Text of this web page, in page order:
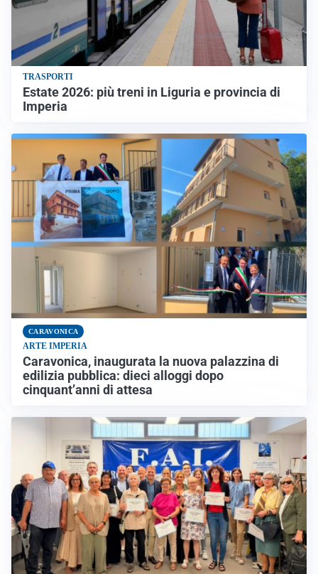
TRASPORTI
Estate 2026: più treni in Liguria e provincia di
Imperia
CARAVONICA
ARTE IMPERIA
Caravonica, inaugurata la nuova palazzina di
edilizia pubblica: dieci alloggi dopo
cinquant’anni di attesa